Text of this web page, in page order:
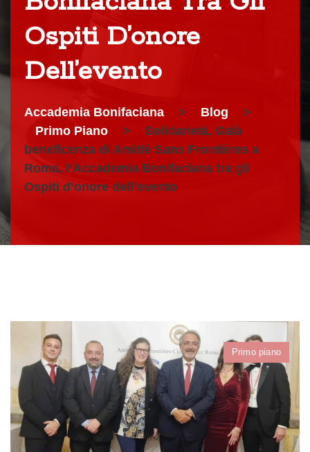
Ospiti D’onore
Dell’evento
Accademia Bonifaciana > Blog
>
Primo Piano
>
Solidarietà, Galà
beneficenza di Amitié Sans Frontières a
Roma, l’Accademia Bonifaciana tra gli
Ospiti d’onore dell’evento
Primo piano